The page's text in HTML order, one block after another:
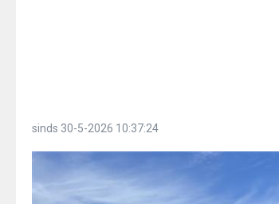
sinds 30-5-2026 10:37:24